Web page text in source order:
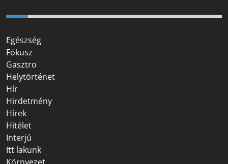
Egészség
Fókusz
Gasztro
Helytörténet
Hír
Hirdetmény
Hírek
Hitélet
Interjú
Itt lakunk